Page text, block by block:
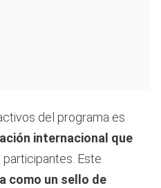
del programa es
internacional que
participantes. Este
como un sello de